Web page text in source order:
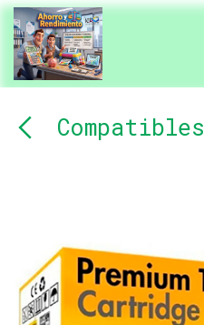
Ir al contenido
Compatibles